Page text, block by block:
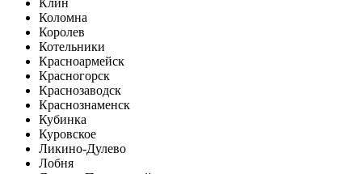
Клин
Коломна
Королев
Котельники
Красноармейск
Красногорск
Краснозаводск
Краснознаменск
Кубинка
Куровское
Ликино-Дулево
Лобня